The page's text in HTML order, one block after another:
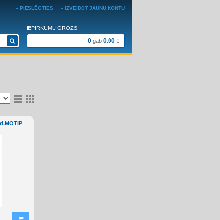
» PIESLĒGTIES » IZVEIDOT JAUNU KONTU
IEPIRKUMU GROZS
0 gab 0.00 €